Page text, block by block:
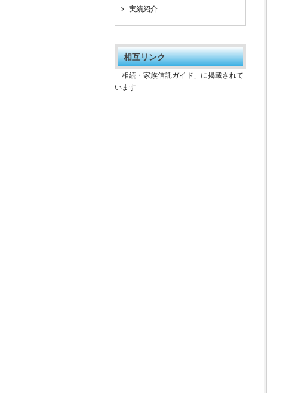
実績紹介
相互リンク
「相続・家族信託ガイド」に掲載されて
います